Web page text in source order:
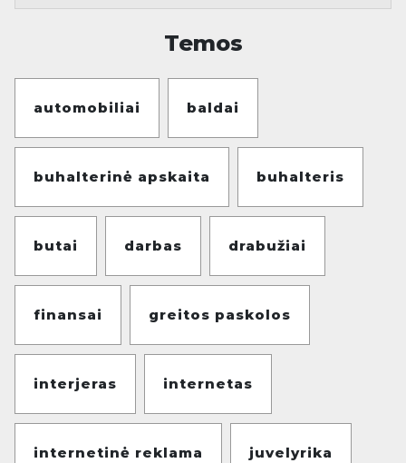
Temos
automobiliai baldai
buhalterinė apskaita buhalteris
butai darbas drabužiai
finansai greitos paskolos
interjeras internetas
internetinė reklama juvelyrika